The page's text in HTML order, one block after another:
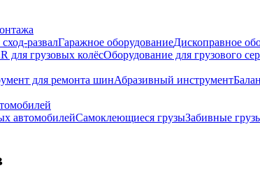
развалГаражное оборудованиеДископравное
для грузовых колёсОборудование для грузового
для ремонта шинАбразивный инструмент
автомобилейСамоклеющиеся грузыЗабивные